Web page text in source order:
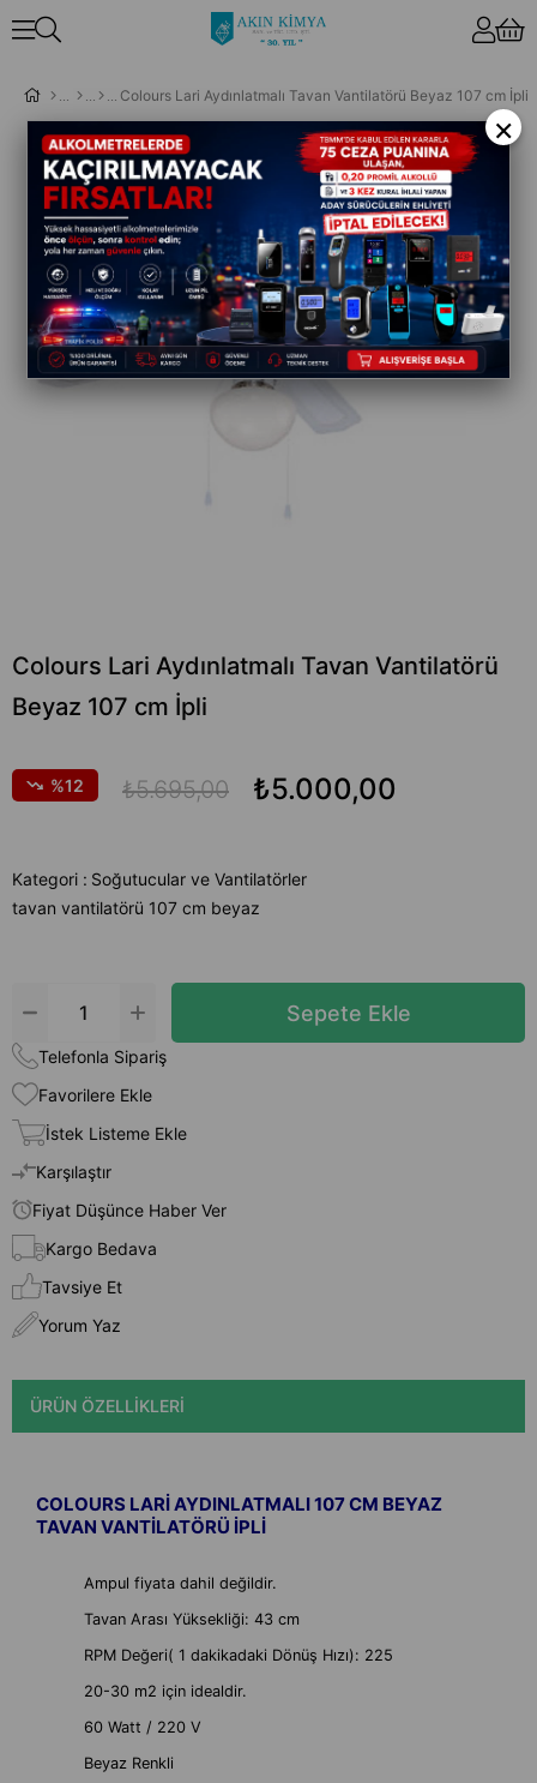
Colours Lari Aydınlatmalı Tavan Vantilatörü Beyaz 107 cm İpli
Colours Lari Aydınlatmalı Tavan Vantilatörü
Beyaz 107 cm İpli
12 ₺5.695,00 ₺5.000,00
Kategori : Soğutucular ve Vantilatörler
tavan vantilatörü 107 cm beyaz
Telefonla Sipariş
Favorilere Ekle
İstek Listeme Ekle
Karşılaştır
Fiyat Düşünce Haber Ver
Kargo Bedava
Tavsiye Et
Yorum Yaz
ÜRÜN ÖZELLIKLERI
COLOURS LARİ AYDINLATMALI 107 CM BEYAZ
TAVAN VANTİLATÖRÜ İPLİ
Ampul fiyata dahil değildir.
Tavan Arası Yüksekliği: 43 cm
RPM Değeri( 1 dakikadaki Dönüş Hızı): 225
20-30 m2 için idealdir.
60 Watt / 220 V
Beyaz Renkli
×